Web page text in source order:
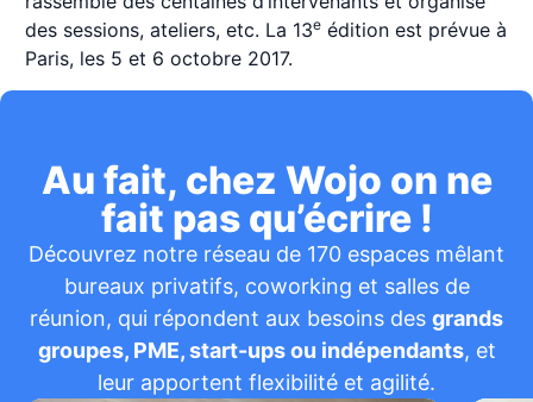
des sessions, ateliers, etc. La 13e édition est prévue à
Paris, les 5 et 6 octobre 2017.
Au fait, chez Wojo on ne
fait pas qu’écrire !
Découvrez notre réseau de 170 espaces mêlant
bureaux privatifs, coworking et salles de
réunion, qui répondent aux besoins des grands
groupes, PME, start-ups ou indépendants, et
leur apportent flexibilité et agilité.